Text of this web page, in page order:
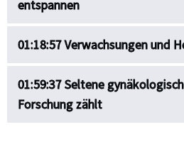
entspannen
01:18:57 Verwachsungen und
01:59:37 Seltene
Forschung zählt